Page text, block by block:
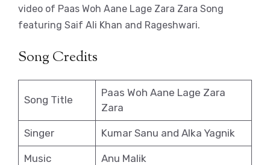
video of Paas Woh Aane Lage Zara Zara Song
featuring Saif Ali Khan and Rageshwari.
Song Credits
Song Title
Paas Woh Aane Lage Zara
Zara
Singer Kumar Sanu and Alka Yagnik
Music Anu Malik